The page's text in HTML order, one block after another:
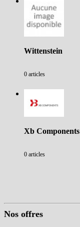
Wittenstein
0 articles
Xb Components
0 articles
Nos offres